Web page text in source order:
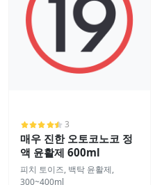
3
매우 진한 오토코노코 정
액 윤활제 600ml
피치 토이즈, 백탁 윤활제,
300~400ml